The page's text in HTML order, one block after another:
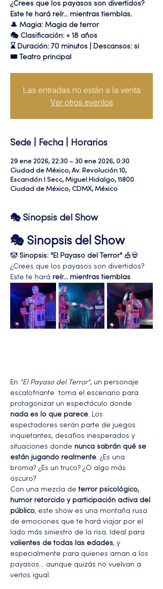
¿Crees que los payasos son divertidos?
Este te hará reír... mientras tiemblas.
🎩 Magia: Magia de terror
🎭 Clasificación: + 18 años
⌛ Duración: 70 minutos | Descansos: si
🎟 Teatro principal
Las entradas no están a la venta
Ver otros eventos
Sede | Fecha | Horarios
29 ene 2026, 22:30 – 30 ene 2026, 0:30
Ciudad de México, Av. Revolución 10,
Escandón I Secc, Miguel Hidalgo, 11800
Ciudad de México, CDMX, México
🎭 Sinopsis del Show
🎭 Sinopsis del Show
🤡 Sinopsis: "El Payaso del Terror" 🎪💀
¿Crees que los payasos son divertidos?
Este te hará reír... mientras tiemblas.
En "El Payaso del Terror", un personaje
escalofriante  toma el escenario para
protagonizar un espectáculo donde
nada es lo que parece. Los
espectadores serán parte de juegos
inquietantes, desafíos inesperados y
situaciones donde nunca sabrán qué se
están jugando realmente. ¿Es una
broma? ¿Es un truco? ¿O algo más
oscuro?
Con una mezcla de terror psicológico,
humor retorcido y participación activa del
público, este show es una montaña rusa
de emociones que te hará viajar por el
lado más siniestro de la risa. Ideal para
valientes de todas las edades, y
especialmente para quienes aman a los
payasos… aunque quizás no vuelvan a
verlos igual.